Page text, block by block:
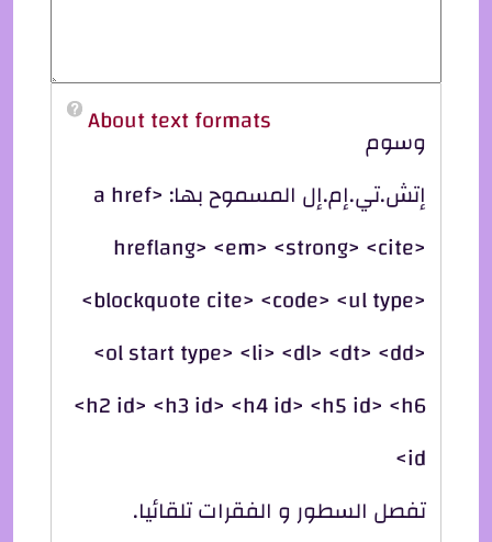
About text formats
وسوم
إتش.تي.إم.إل المسموح بها: <a href
hreflang> <em> <strong> <cite>
<blockquote cite> <code> <ul type>
<ol start type> <li> <dl> <dt> <dd>
<h2 id> <h3 id> <h4 id> <h5 id> <h6
id>
تفصل السطور و الفقرات تلقائيا.